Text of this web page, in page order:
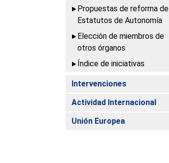
Propuestas de reforma de
Estatutos de Autonomía
Elección de miembros de
otros órganos
Índice de iniciativas
Intervenciones
Actividad Internacional
Unión Europea